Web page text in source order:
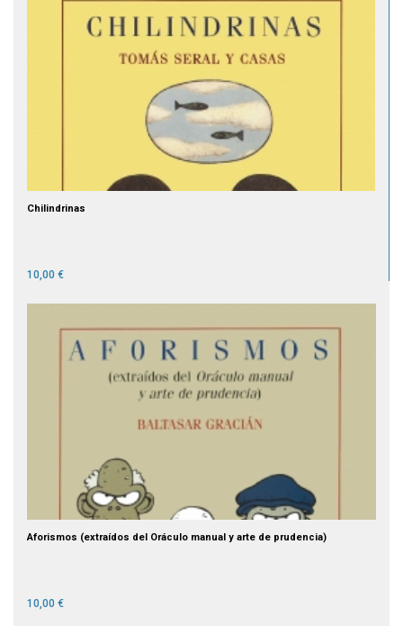
Chilindrinas
10,00 €
Aforismos (extraídos del Oráculo manual y arte de prudencia)
10,00 €